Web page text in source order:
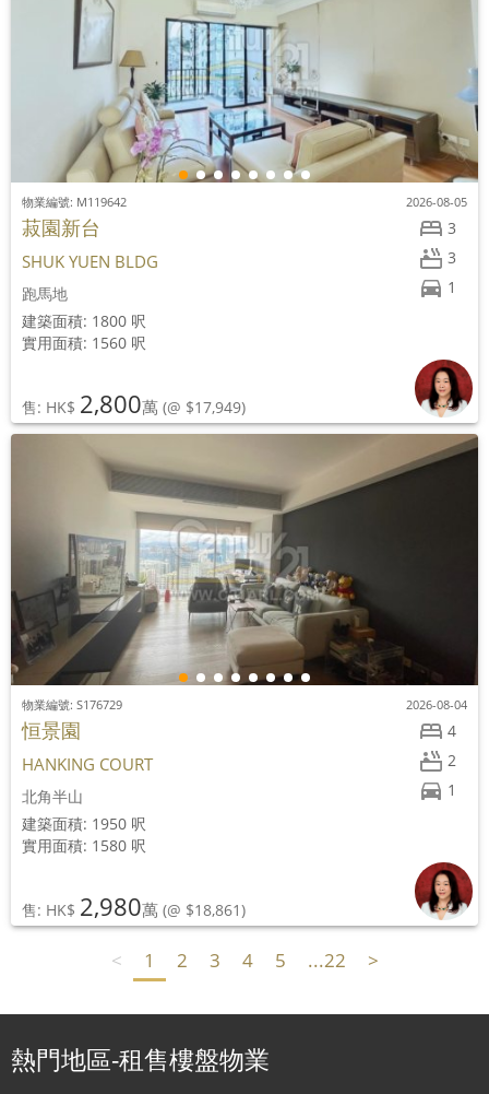
3
3
1
物業編號: M119642 2026-08-05
菽園新台
SHUK YUEN BLDG
跑馬地
建築面積: 1800 呎
實用面積: 1560 呎
售: HK$ 2,800萬 (@ $17,949)
4
2
1
物業編號: S176729 2026-08-04
恒景園
HANKING COURT
北角半山
建築面積: 1950 呎
實用面積: 1580 呎
售: HK$ 2,980萬 (@ $18,861)
< 1 2 3 4 5 ...22 >
熱門地區-租售樓盤物業